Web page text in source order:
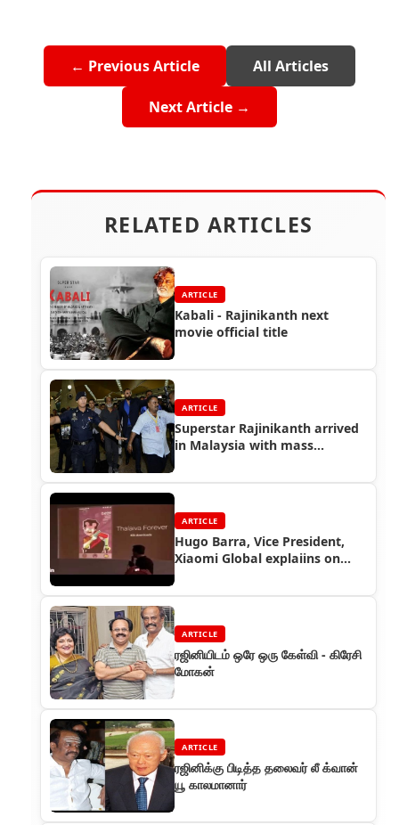
← Previous Article All Articles
Next Article →
RELATED ARTICLES
ARTICLE
Kabali - Rajinikanth next
movie official title
ARTICLE
Superstar Rajinikanth arrived
in Malaysia with mass
ARTICLE
Hugo Barra, Vice President,
Xiaomi Global explaiins on
ARTICLE
ரஜினியிடம் ஒரே ஒரு கேள்வி - கிரேசி
மோகன்
ARTICLE
ரஜினிக்கு பிடித்த தலைவர் லீ க்வான்
யூ காலமானார்